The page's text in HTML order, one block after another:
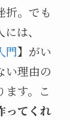
折。でも
は、
門】がい
い理由の
す。こ
ってくれ